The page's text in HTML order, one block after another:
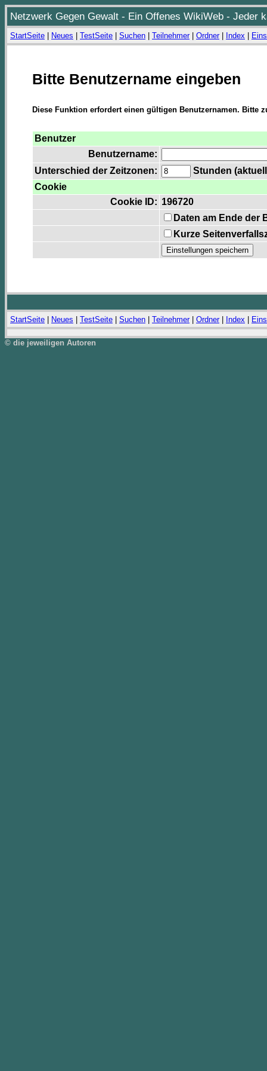
Netzwerk Gegen Gewalt - Ein Offenes WikiWeb - Jeder
StartSeite Neues TestSeite Suchen Teilnehmer| Ordner| Index
Bitte Benutzername eingeben
Diese Funktion erfordert einen gültigen Benutzernamen. Bitte
Benutzer
Benutzername:
Unterschied der Zeitzonen:
Stunden
Cookie
Cookie ID: 196720
Daten am Ende der
Kurze
StartSeite Neues TestSeite Suchen Teilnehmer| Ordner| Index
© die jeweiligen Autoren